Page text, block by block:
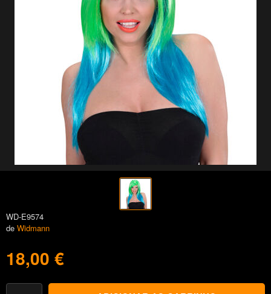
WD-E9574
de Widmann
18,00 €